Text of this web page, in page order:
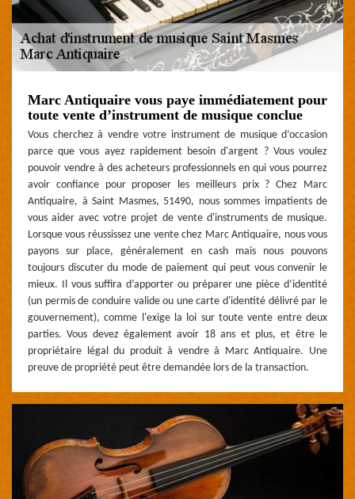
Marc Antiquaire vous paye immédiatement pour
toute vente d’instrument de musique conclue
Vous cherchez à vendre votre instrument de musique d’occasion
parce que vous ayez rapidement besoin d'argent ? Vous voulez
pouvoir vendre à des acheteurs professionnels en qui vous pourrez
avoir confiance pour proposer les meilleurs prix ? Chez Marc
Antiquaire, à Saint Masmes, 51490, nous sommes impatients de
vous aider avec votre projet de vente d'instruments de musique.
Lorsque vous réussissez une vente chez Marc Antiquaire, nous vous
payons sur place, généralement en cash mais nous pouvons
toujours discuter du mode de paiement qui peut vous convenir le
mieux. Il vous suffira d’apporter ou préparer une pièce d’identité
(un permis de conduire valide ou une carte d'identité délivré par le
gouvernement), comme l'exige la loi sur toute vente entre deux
parties. Vous devez également avoir 18 ans et plus, et être le
propriétaire légal du produit à vendre à Marc Antiquaire. Une
preuve de propriété peut être demandée lors de la transaction.